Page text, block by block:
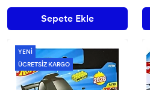
Sepete Ekle
YENİ
ÜCRETSİZ KARGO